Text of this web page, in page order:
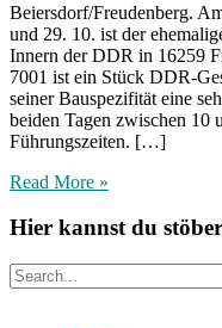
Beiersdorf/Freudenberg.
und 29. 10. ist der
Innern der DDR in 16259
7001 ist ein Stück DDR-
seiner Bauspezifität eine
beiden Tagen zwischen 10
Führungszeiten. […]
Read More »
Hier kannst du